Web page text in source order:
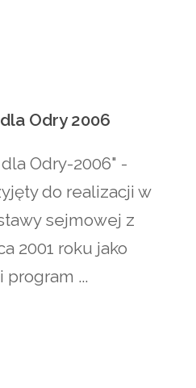
dla Odry 2006
Odry-2006" -
do realizacji w
sejmowej z
2001 roku jako
...